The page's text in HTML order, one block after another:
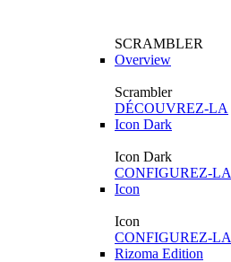
SCRAMBLER
Overview
Scrambler
DÉCOUVREZ-LA
Icon Dark
Icon Dark
CONFIGUREZ-LA
Icon
Icon
CONFIGUREZ-LA
Rizoma Edition